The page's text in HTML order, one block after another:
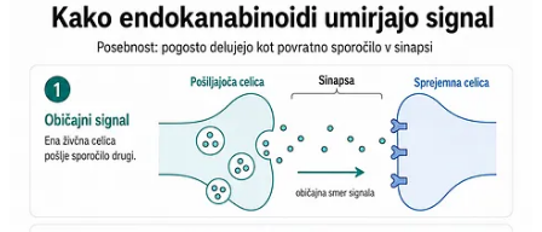
Endokanabinoidni sistem ne loči med starodavno in moderno stisko
tako, kot ju loči razum. Pravilno odmerjen fizični napor mu še vedno
pomeni signal, da ublaži bolečino, zmanjša tesnobo in utiša pretiran
notranji alarm. Prav zato tek ali druga vztrajna telesna dejavnost ni le
način porabe kalorij ali izboljševanja kondicije, ampak ena od poti,
po kateri telo lahko razbremeni tudi um. Kar je nekoč pomagalo
človeku prenašati napor v zunanjem svetu, mu zdaj lahko pomaga
blažiti napor v lastni glavi.